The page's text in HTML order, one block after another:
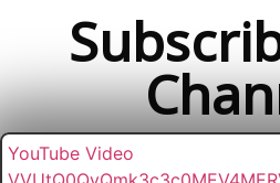
YouTube Video